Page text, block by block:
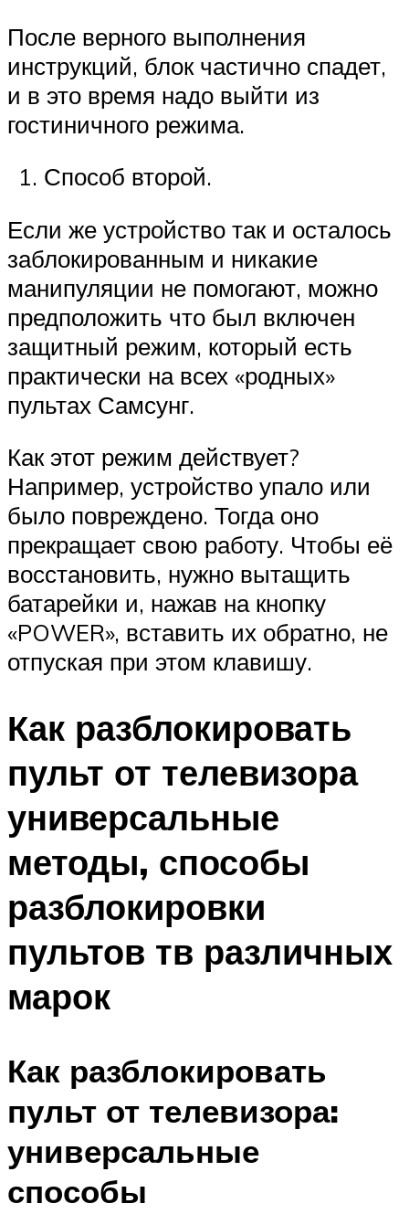
После верного выполнения
инструкций, блок частично спадет,
и в это время надо выйти из
гостиничного режима.
Способ второй.
Если же устройство так и осталось
заблокированным и никакие
манипуляции не помогают, можно
предположить что был включен
защитный режим, который есть
практически на всех «родных»
пультах Самсунг.
Как этот режим действует?
Например, устройство упало или
было повреждено. Тогда оно
прекращает свою работу. Чтобы её
восстановить, нужно вытащить
батарейки и, нажав на кнопку
«POWER», вставить их обратно, не
отпуская при этом клавишу.
Как разблокировать
пульт от телевизора
универсальные
методы, способы
разблокировки
пультов тв различных
марок
Как разблокировать
пульт от телевизора:
универсальные
способы